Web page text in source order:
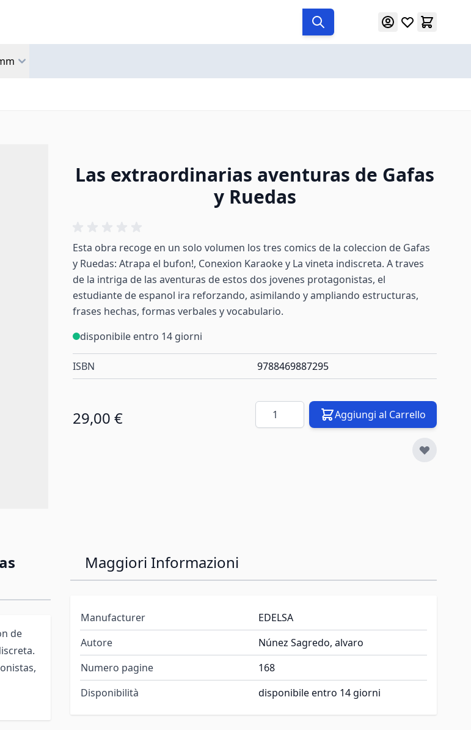
Las extraordinarias aventuras de Gafas
y Ruedas
Esta obra recoge en un solo volumen los tres comics de la coleccion de Gafas
y Ruedas: Atrapa el bufon!, Conexion Karaoke y La vineta indiscreta. A traves
de la intriga de las aventuras de estos dos jovenes protagonistas, el
estudiante de espanol ira reforzando, asimilando y ampliando estructuras,
frases hechas, formas verbales y vocabulario.
disponibile entro 14 giorni
ISBN 9788469887295
29,00 € Quantità Aggiungi al Carrello
de
Maggiori Informazioni
Manufacturer
EDELSA
Autore
Núnez Sagredo, alvaro
Numero pagine
168
Disponibilità
disponibile entro 14 giorni